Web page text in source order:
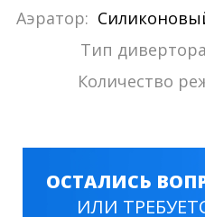
Аэратор:
Тип
Количество
ОСТАЛИСЬ
ИЛИ